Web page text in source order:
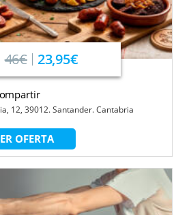
46€ 23,95€
12, 39012. Santander. Cantabria
OFERTA